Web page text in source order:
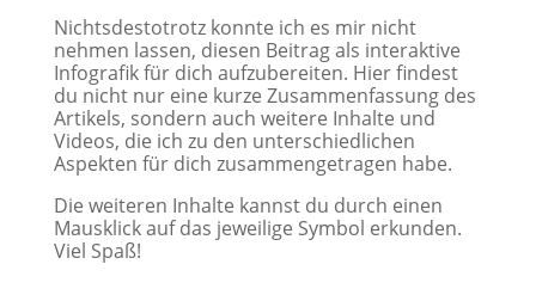
Nichtsdestotrotz konnte ich es mir nicht
nehmen lassen, diesen Beitrag als interaktive
Infografik für dich aufzubereiten. Hier findest
du nicht nur eine kurze Zusammenfassung des
Artikels, sondern auch weitere Inhalte und
Videos, die ich zu den unterschiedlichen
Aspekten für dich zusammengetragen habe.
Die weiteren Inhalte kannst du durch einen
Mausklick auf das jeweilige Symbol erkunden.
Viel Spaß!